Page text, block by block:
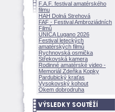
F.A.F. festival amatérského
filmu
HAH Dolná Strehov
FAF - Festival Ambroziádních
Filmů
UNICA Lugano 2026
Festival leteckých
amatérských filmů
Rychnovská osmička
Střekovská kamera
Rodinné amatérské video -
Memoriál Zdeňka Kopky
Pardubický kraťas
Vysokovský kohout
Okem dobrodruha